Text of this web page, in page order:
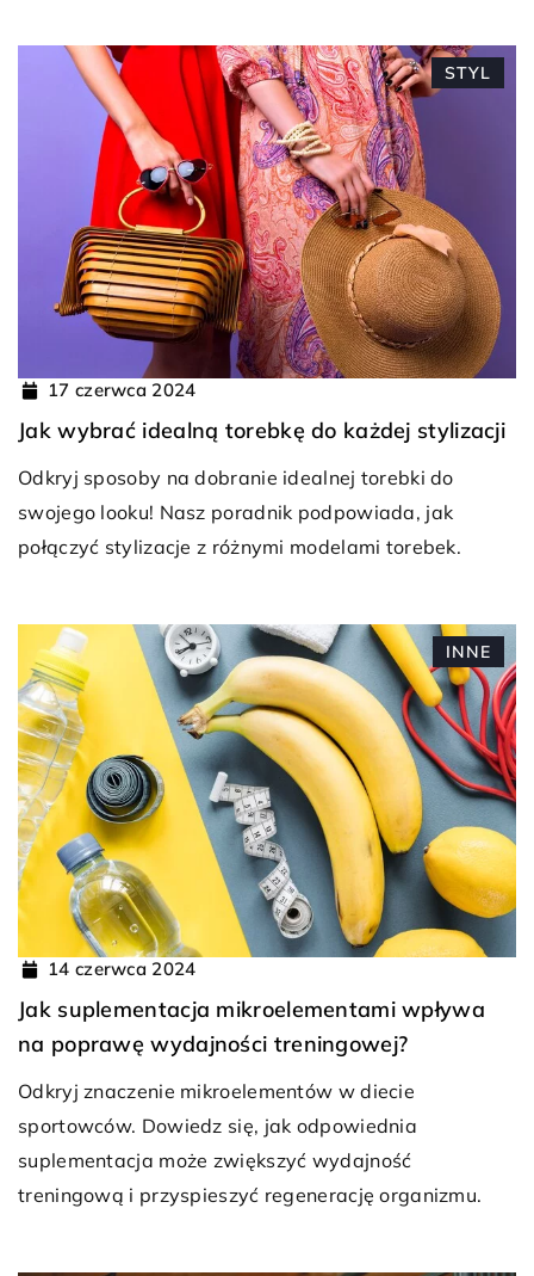
STYL
17 czerwca 2024
Jak wybrać idealną torebkę do każdej stylizacji
Odkryj sposoby na dobranie idealnej torebki do
swojego looku! Nasz poradnik podpowiada, jak
połączyć stylizacje z różnymi modelami torebek.
INNE
14 czerwca 2024
Jak suplementacja mikroelementami wpływa
na poprawę wydajności treningowej?
Odkryj znaczenie mikroelementów w diecie
sportowców. Dowiedz się, jak odpowiednia
suplementacja może zwiększyć wydajność
treningową i przyspieszyć regenerację organizmu.